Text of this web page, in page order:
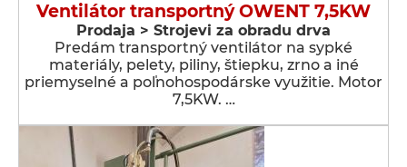
Ventilátor transportný OWENT 7,5KW
Prodaja > Strojevi za obradu drva
Predám transportný ventilátor na sypké
materiály, pelety, piliny, štiepku, zrno a iné
priemyselné a poľnohospodárske využitie. Motor
7,5KW. …